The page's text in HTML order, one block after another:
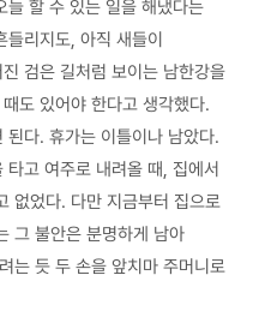
늘 할 수 있는 일을 해냈다는
리지도, 아직 새들이
검은 길처럼 보이는 남한강을
도 있어야 한다고 생각했다.
다. 휴가는 이틀이나 남았다.
고 여주로 내려올 때, 집에서
없었다. 다만 지금부터 집으로
그 불안은 분명하게 남아
는 듯 두 손을 앞치마 주머니로